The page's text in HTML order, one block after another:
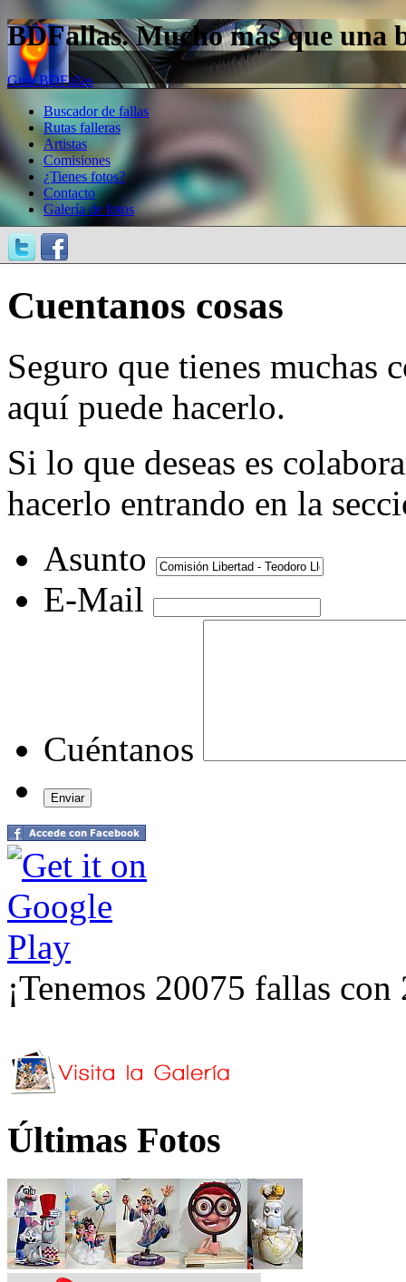
BDFallas. Mucho más que una
Guía BDFallas
Buscador de fallas
Rutas falleras
Artistas
Comisiones
¿Tienes fotos?
Contacto
Galería de fotos
Cuentanos cosas
Seguro que tienes muchas
aquí puede hacerlo.
Si lo que deseas es
hacerlo entrando en la
Asunto
E-Mail
Cuéntanos
¡Tenemos 20075 fallas
Últimas Fotos